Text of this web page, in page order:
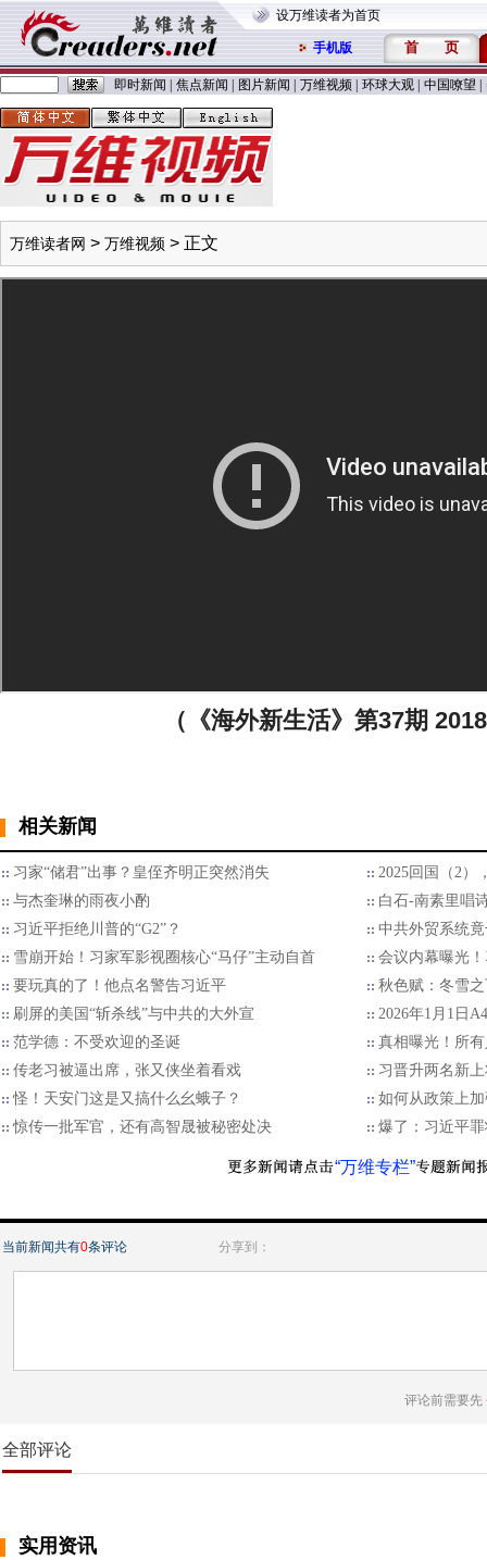
设万维读者为首页
手机版 首 页
即时新闻 焦点新闻 图片新闻 万维视频 环球大观 中国嘹望
万维读者网 > 万维视频 > 正文
（《海外新生活》第37期
相关新闻
习家“储君”出事？皇侄齐明正突然消失
2025回国（2）
与杰奎琳的雨夜小酌
白石-南素里唱
习近平拒绝川普的“G2”？
中共外贸系统
雪崩开始！习家军影视圈核心“马仔”主动自首
会议内幕曝光
要玩真的了！他点名警告习近平
秋色赋：冬雪
刷屏的美国“斩杀线”与中共的大外宣
2026年1月1日
范学德：不受欢迎的圣诞
真相曝光！所
传老习被逼出席，张又侠坐着看戏
习晋升两名新
怪！天安门这是又搞什么幺蛾子？
如何从政策上
惊传一批军官，还有高智晟被秘密处决
爆了：习近平
“万维专栏”
当前新闻共有0条评论 分享到：
评论前需要先
全部评论
实用资讯